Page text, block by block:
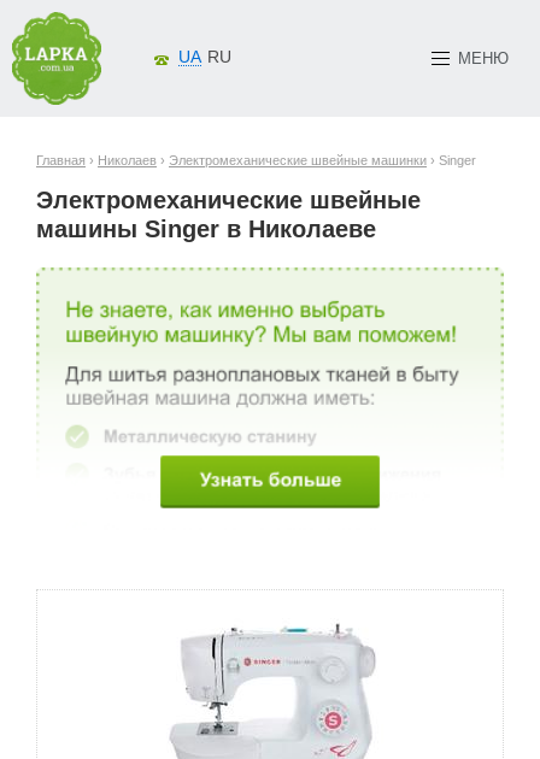
МЕНЮ
UA RU
Главная › Николаев › Электромеханические швейные машинки › Singer
Электромеханические швейные
машины Singer в Николаеве